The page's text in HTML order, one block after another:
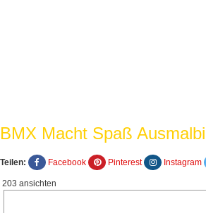
BMX Macht Spaß
Teilen: Facebook Pinterest Instagram
203 ansichten